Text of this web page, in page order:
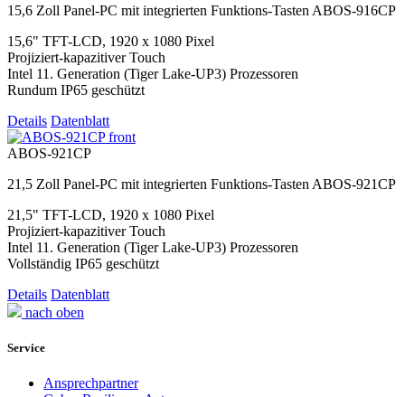
15,6 Zoll Panel-PC mit integrierten Funktions-Tasten ABOS-916CP
15,6" TFT-LCD, 1920 x 1080 Pixel
Projiziert-kapazitiver Touch
Intel 11. Generation (Tiger Lake-UP3) Prozessoren
Rundum IP65 geschützt
Details Datenblatt
ABOS-921CP
21,5 Zoll Panel-PC mit integrierten Funktions-Tasten ABOS-921CP
21,5" TFT-LCD, 1920 x 1080 Pixel
Projiziert-kapazitiver Touch
Intel 11. Generation (Tiger Lake-UP3) Prozessoren
Vollständig IP65 geschützt
Details Datenblatt
nach oben
Service
Ansprechpartner